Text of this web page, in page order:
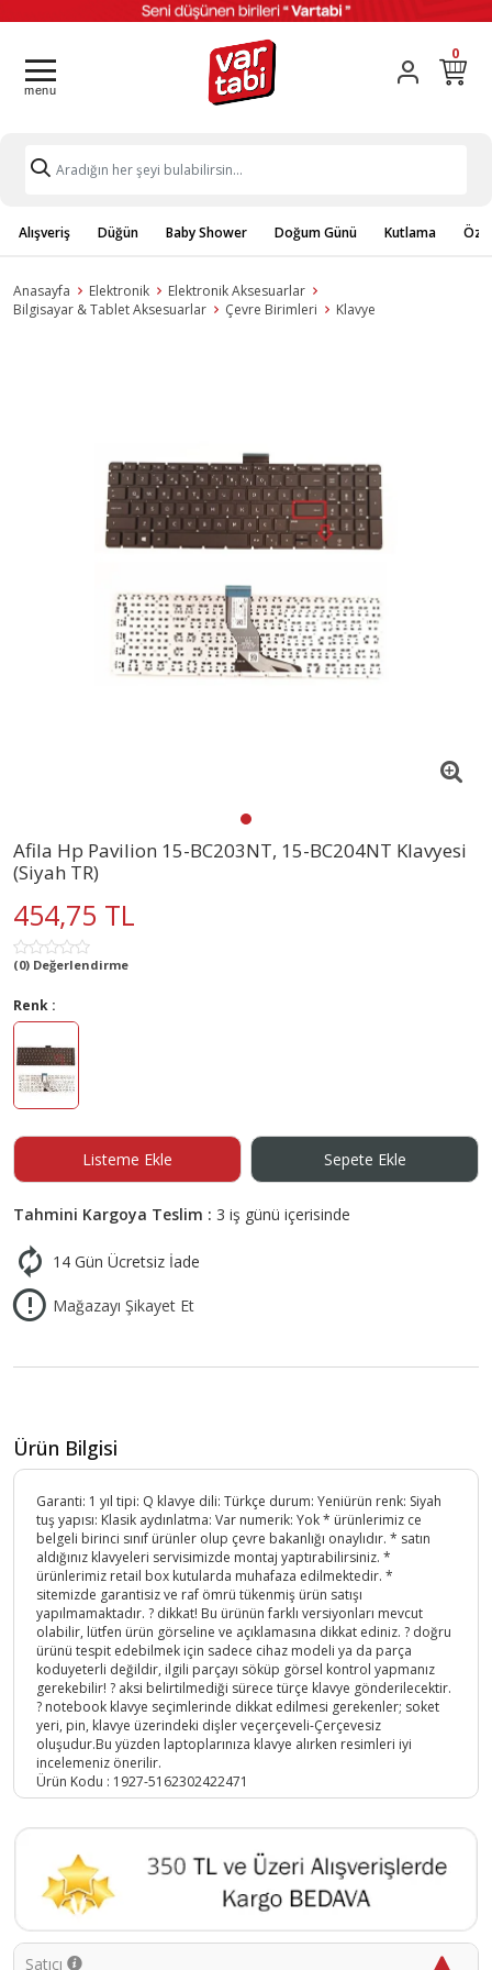
0
Alışveriş Düğün Baby Shower Doğum Günü Kutlama
Anasayfa Elektronik
Elektronik Aksesuarlar
Bilgisayar & Tablet Aksesuarlar
Çevre Birimleri Klavye
Afila Hp Pavilion 15-BC203NT, 15-BC204NT Klavyesi
(Siyah TR)
454,75 TL
(0) Değerlendirme
Renk :
Listeme Ekle Sepete Ekle
Tahmini Kargoya Teslim : 3 iş günü içerisinde
14 Gün Ücretsiz İade
Mağazayı Şikayet Et
Ürün Bilgisi
Garanti: 1 yıl tipi: Q klavye dili: Türkçe durum: Yeniürün renk: Siyah
tuş yapısı: Klasik aydınlatma: Var numerik: Yok * ürünlerimiz ce
belgeli birinci sınıf ürünler olup çevre bakanlığı onaylıdır. * satın
aldığınız klavyeleri servisimizde montaj yaptırabilirsiniz. *
ürünlerimiz retail box kutularda muhafaza edilmektedir. *
sitemizde garantisiz ve raf ömrü tükenmiş ürün satışı
yapılmamaktadır. ? dikkat! Bu ürünün farklı versiyonları mevcut
olabilir, lütfen ürün görseline ve açıklamasına dikkat ediniz. ? doğru
ürünü tespit edebilmek için sadece cihaz modeli ya da parça
koduyeterli değildir, ilgili parçayı söküp görsel kontrol yapmanız
gerekebilir! ? aksi belirtilmediği sürece türçe klavye gönderilecektir.
? notebook klavye seçimlerinde dikkat edilmesi gerekenler; soket
yeri, pin, klavye üzerindeki dişler veçerçeveli-Çerçevesiz
oluşudur.Bu yüzden laptoplarınıza klavye alırken resimleri iyi
incelemeniz önerilir.
Ürün Kodu : 1927-5162302422471
Satıcı